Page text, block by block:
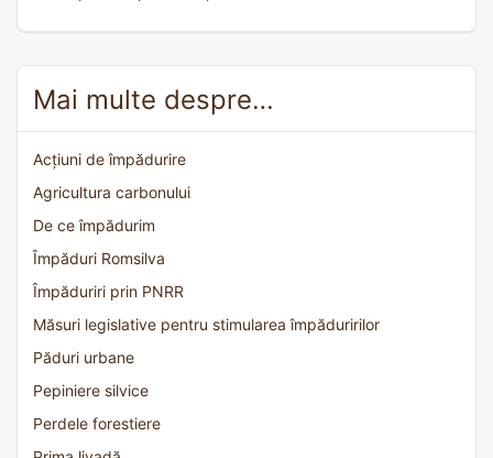
Mai multe despre…
Acțiuni de împădurire
Agricultura carbonului
De ce împădurim
Împăduri Romsilva
Împăduriri prin PNRR
Măsuri legislative pentru stimularea împăduririlor
Păduri urbane
Pepiniere silvice
Perdele forestiere